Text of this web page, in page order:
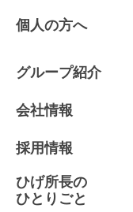
個人の方へ
グループ紹介
会社情報
採用情報
ひげ所長の
ひとりごと